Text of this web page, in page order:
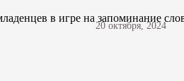
20 октября, 2024